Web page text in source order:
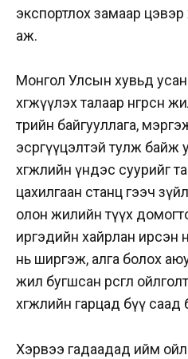
экспортлох замаар
аж.
Монгол Улсын хувьд
хөгжүүлэх талаар
төрийн байгууллага,
эсргүүцэлтэй тулж байж
хөгжлийн үндэс суурийг
цахилгаан станц гээч
олон жилийн түүх
иргэдийн хайрлан ирсэн
нь ширгэж, алга болох
жил бугшсан өрөөсгөл
хөгжлийн гарцад бүү
Хэрвээ гадаадад ийм